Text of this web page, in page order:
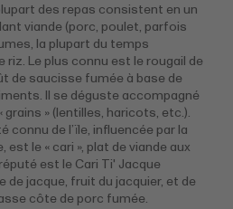
des repas consistent en un
viande (porc, poulet, parfois
la plupart du temps
riz. Le plus connu est le rougail de
de saucisse fumée à base de
Il se déguste accompagné
grains » (lentilles, haricots, etc.).
connu de l’ïle, influencée par la
est le « cari », plat de viande aux
est le Cari Ti' Jacque
de jacque, fruit du jacquier, et de
côte de porc fumée.